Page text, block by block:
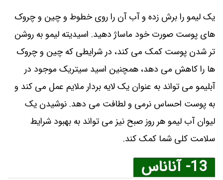
یک لیمو را برش زده و آب آن را روی خطوط و چین و چروک
های پوست صورت خود ماساژ دهید. اسیدیته لیمو به روشن
‌تر شدن پوست کمک می ‌کند، در شرایطی که چین و چروک
ها را کاهش می دهد، همچنین اسید سیتریک موجود در
آبلیمو می تواند به عنوان یک لایه ‌بردار ملایم عمل می کند و
به پوست احساس نرمی و لطافت می دهد. نوشیدن یک
لیوان آب لیمو هر روز صبح نیز می تواند به بهبود شرایط
سلامت کلی شما کمک کند.
13- آناناس